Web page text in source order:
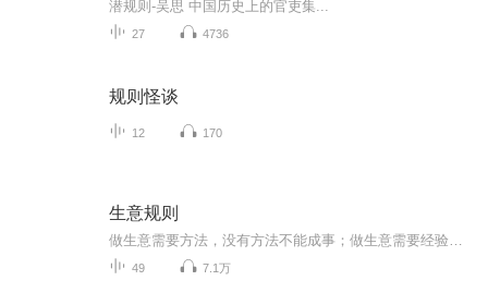
潜规则-吴思 中国历史上的官吏集...
27 4736
规则怪谈
12 170
生意规则
49 7.1万